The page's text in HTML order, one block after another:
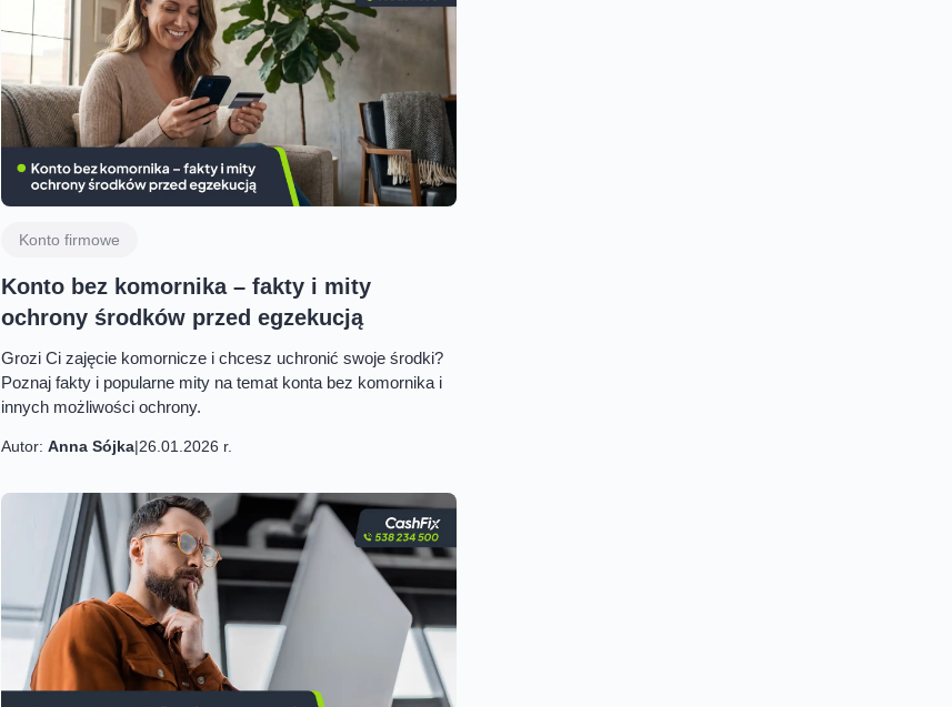
Konto firmowe
Konto bez komornika – fakty i mity
ochrony środków przed egzekucją
Grozi Ci zajęcie komornicze i chcesz uchronić swoje środki?
Poznaj fakty i popularne mity na temat konta bez komornika i
innych możliwości ochrony.
Autor: Anna Sójka|26.01.2026 r.